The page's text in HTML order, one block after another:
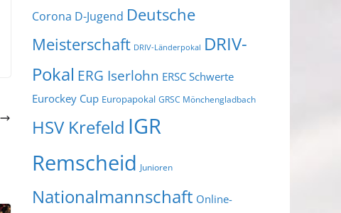
Corona D-Jugend Deutsche
Meisterschaft DRIV-Länderpokal DRIV-
Pokal ERG Iserlohn ERSC Schwerte
Eurockey Cup Europapokal GRSC Mönchengladbach
HSV Krefeld IGR
Remscheid Junioren
Nationalmannschaft Online-